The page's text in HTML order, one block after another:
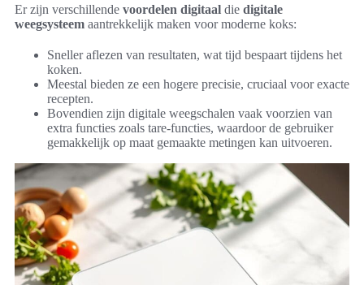
Er zijn verschillende voordelen digitaal die digitale
weegsysteem aantrekkelijk maken voor moderne koks:
Sneller aflezen van resultaten, wat tijd bespaart tijdens het
koken.
Meestal bieden ze een hogere precisie, cruciaal voor exacte
recepten.
Bovendien zijn digitale weegschalen vaak voorzien van
extra functies zoals tare-functies, waardoor de gebruiker
gemakkelijk op maat gemaakte metingen kan uitvoeren.